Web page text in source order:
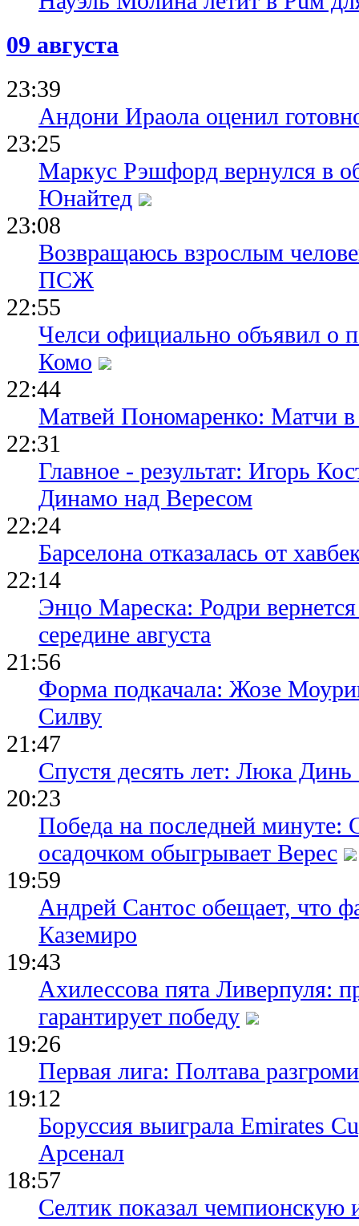
09 августа
23:39
Андони Ираола оценил
23:25
Маркус Рэшфорд вернулся в
Юнайтед
23:08
Возвращаюсь взрослым
ПСЖ
22:55
Челси официально объявил о
Комо
22:44
Матвей Пономаренко: Матчи в
22:31
Главное - результат: Игорь
Динамо над Вересом
22:24
Барселона отказалась от
22:14
Энцо Мареска: Родри
середине августа
21:56
Форма подкачала: Жозе
Силву
21:47
Спустя десять лет: Люка
20:23
Победа на последней минуте:
осадочком обыгрывает Верес
19:59
Андрей Сантос обещает, что
Каземиро
19:43
Ахилессова пята Ливерпуля:
гарантирует победу
19:26
Первая лига: Полтава
19:12
Боруссия выиграла Emirates
Арсенал
18:57
Селтик показал чемпионскую